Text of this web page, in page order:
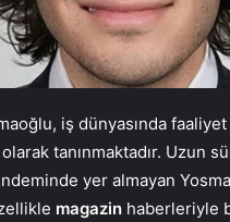
iş dünyasında
tanınmaktadır. Uzun
yer almayan
magazin haberleriyle